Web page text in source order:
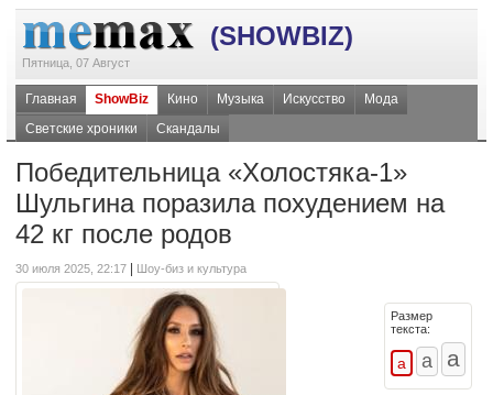
(SHOWBIZ)
Пятница, 07 Август
Главная ShowBiz Кино Музыка Искусство
Мода
Светские хроники
Скандалы
Победительница «Холостяка-1»
Шульгина поразила похудением на
42 кг после родов
30 июля 2025, 22:17 Шоу-биз и культура
Размер
текста: